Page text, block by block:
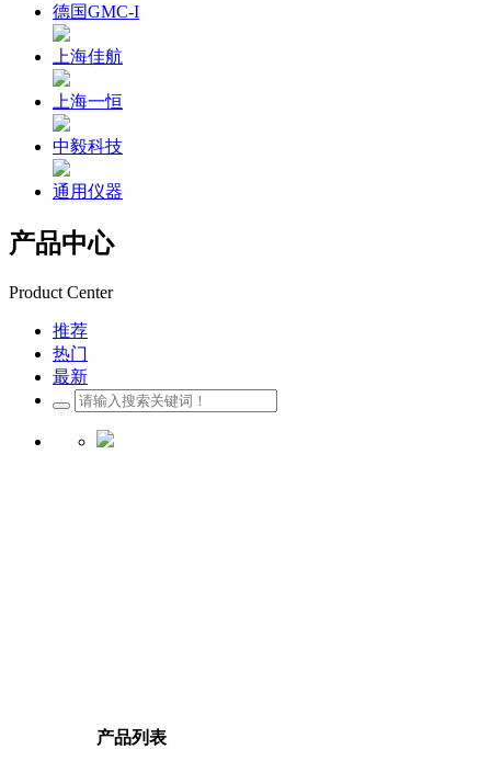
德国GMC-I
上海佳航
上海一恒
中毅科技
通用仪器
产品中心
Product Center
推荐
热门
最新
产品列表